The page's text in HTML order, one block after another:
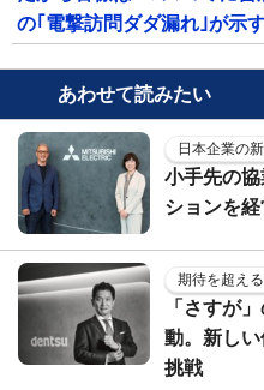
の｢電撃訪問ダダ漏れ｣が示
あわせて読みたい
日本企業の
小手先の
ションを
期待を超え
「さすが
動。新し
挑戦